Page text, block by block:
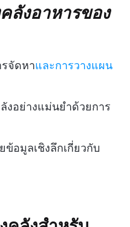
ลังอาหารของ
รจัดหาและการวางแผน
งอย่างแม่นยำด้วยการ
อมูลเชิงลึกเกี่ยวกับ